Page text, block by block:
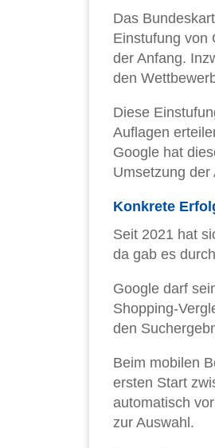
Das
Einstufung von
der Anfang.
den
Diese
Auflagen
Google hat
Umsetzung der
Konkrete
Seit 2021 hat
da gab es
Google darf
Shopping-
den
Beim mobilen
ersten Start
automatisch
zur Auswahl.